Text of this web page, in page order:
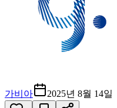
가비아 2025년 8월 14일